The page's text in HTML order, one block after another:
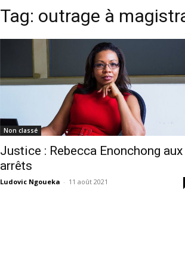
Tag: outrage à
Non classé
Justice : Rebecca Enonchong aux
arrêts
Ludovic Ngoueka - 11 août 2021